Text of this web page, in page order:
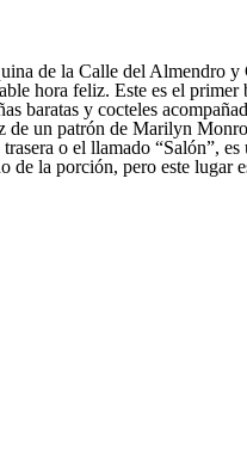
de la Calle del Almendro
hora feliz. Este es el
baratas y cocteles
un patrón de Marilyn
o el llamado “Salón”,
la porción, pero este